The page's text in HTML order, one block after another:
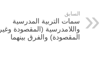
السابق
سمات التربية المدرسية
واللامدرسية (المقصودة وغير
المقصودة) والفرق بينهما